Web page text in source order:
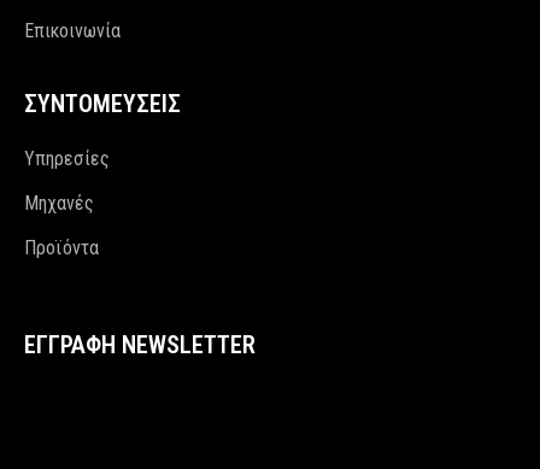
Επικοινωνία
ΣΥΝΤΟΜΕΥΣΕΙΣ
Υπηρεσίες
Μηχανές
Προϊόντα
ΕΓΓΡΑΦΗ NEWSLETTER